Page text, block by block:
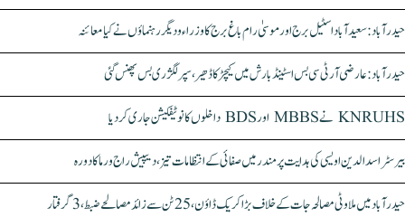
حیدرآباد: سعیدآباد اسٹیل برج اور موسیٰ رام باغ برج کا وزراء و دیگر رہنماؤں نے کیا معائنہ
حیدرآباد: عارضی آر ٹی سی بس اسٹینڈ بارش میں کیچڑ کا ڈھیر، سپر لگژری بس پھنس گئی
KNRUHS نے MBBS اور BDS داخلوں کا نوٹیفکیشن جاری کر دیا
بیرسٹر اسدالدین اویسی کی ہدایت پر مندر میں صفائی کے انتظامات تیز، دیپیش راج ورما کا دورہ
حیدرآباد میں ملاوٹی مصالحہ جات کے خلاف بڑا کریک ڈاؤن، 25 ٹن سے زائد مصالحے ضبط، 3 گرفتار